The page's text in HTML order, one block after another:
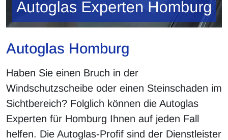
Autoglas Homburg
Haben Sie einen Bruch in der
Windschutzscheibe oder einen Steinschaden im
Sichtbereich? Folglich können die Autoglas
Experten für Homburg Ihnen auf jeden Fall
helfen. Die Autoglas-Profif sind der Dienstleister